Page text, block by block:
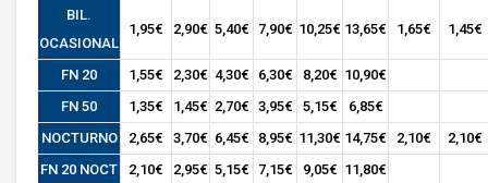
BIL.
OCASIONAL
1,95€ 2,90€ 5,40€ 7,90€ 10,25€ 13,65€ 1,65€ 1,45€
FN 20 1,55€ 2,30€ 4,30€ 6,30€ 8,20€ 10,90€
FN 50
1,35€ 1,45€ 2,70€ 3,95€ 5,15€
6,85€
NOCTURNO
2,65€ 3,70€ 6,45€ 8,95€ 11,30€ 14,75€ 2,10€
2,10€
FN 20 NOCT
2,10€ 2,95€ 5,15€ 7,15€ 9,05€ 11,80€